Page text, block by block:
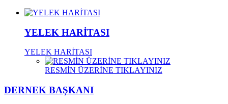
YELEK HARİTASI
YELEK HARİTASI
RESMİN ÜZERİNE TIKLAYINIZ
DERNEK BAŞKANI